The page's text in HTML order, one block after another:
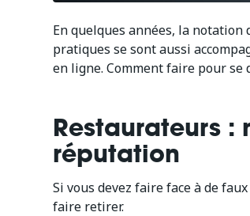
En quelques années, la notation
pratiques se sont aussi
en ligne. Comment faire pour se
Restaurateurs :
réputation
Si vous devez faire face à de
faire retirer.